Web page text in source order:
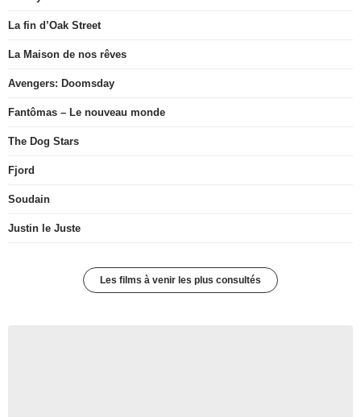
La fin d’Oak Street
La Maison de nos rêves
Avengers: Doomsday
Fantômas – Le nouveau monde
The Dog Stars
Fjord
Soudain
Justin le Juste
Les films à venir les plus consultés